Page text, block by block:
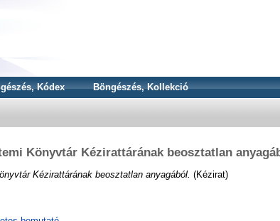
Kódex Böngészés, Kollekció
Könyvtár Kézirattárának beosztatlan
Kézirattárának beosztatlan anyagából. (Kézirat)